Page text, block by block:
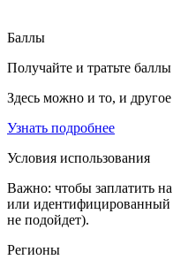
Баллы
Получайте и тратьте баллы
Здесь можно и то, и другое
Узнать подробнее
Условия использования
Важно: чтобы заплатить
или
не подойдет).
Регионы